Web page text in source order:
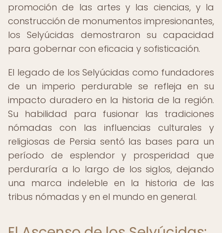
promoción de las artes y las ciencias, y la
construcción de monumentos impresionantes,
los Selyúcidas demostraron su capacidad
para gobernar con eficacia y sofisticación.
El legado de los Selyúcidas como fundadores
de un imperio perdurable se refleja en su
impacto duradero en la historia de la región.
Su habilidad para fusionar las tradiciones
nómadas con las influencias culturales y
religiosas de Persia sentó las bases para un
período de esplendor y prosperidad que
perduraría a lo largo de los siglos, dejando
una marca indeleble en la historia de las
tribus nómadas y en el mundo en general.